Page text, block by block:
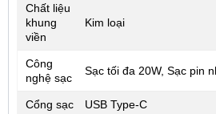
Chất liệu
khung
viền
Kim loại
Công
nghệ sạc
Sạc tối đa 20W, Sạc pin
Cổng sạc USB Type-C